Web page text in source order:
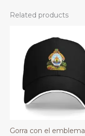
Related products
Gorra con el emblema